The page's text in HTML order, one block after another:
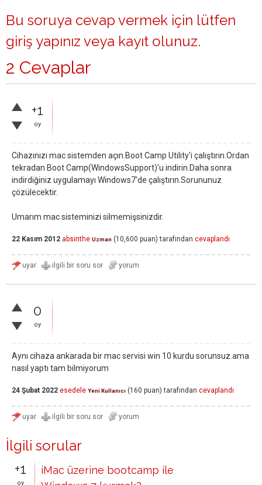
Bu soruya cevap vermek için lütfen
giriş yapınız veya kayıt olunuz.
2 Cevaplar
+1
oy
Cihazınızı mac sistemden açın.Boot Camp Utility'i çalıştırın.Ordan
tekradan Boot Camp(WindowsSupport)'u indirin.Daha sonra
indirdiğiniz uygulamayı Windows7'de çalıştırın.Sorununuz
çözülecektir.
Umarım mac sisteminizi silmemişsinizdir.
22 Kasım 2012 absinthe Uzman (10,600 puan) tarafından cevaplandı
0
oy
Aynı cihaza ankarada bir mac servisi win 10 kurdu sorunsuz.ama
nasıl yaptı tam bilmiyorum
24 Şubat 2022 esedele Yeni Kullanıcı (160 puan) tarafından cevaplandı
İlgili sorular
+1
oy
iMac üzerine bootcamp ile